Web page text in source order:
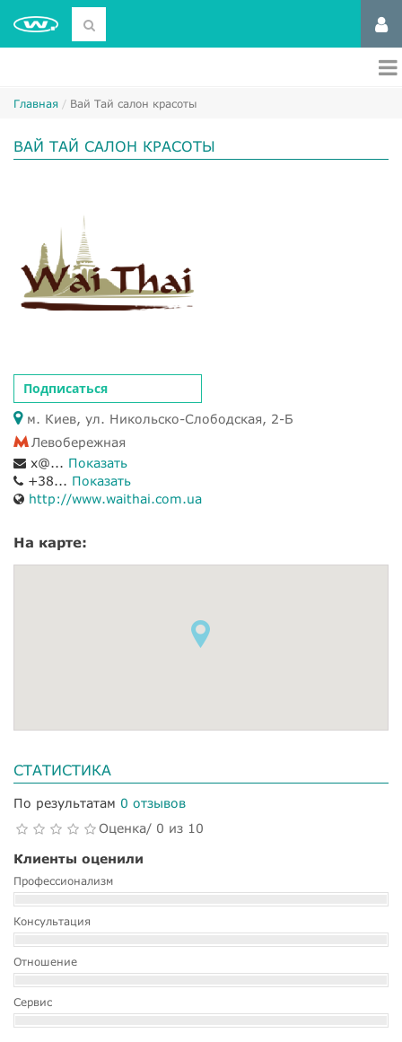
Главная Вай Тай салон красоты
ВАЙ ТАЙ САЛОН КРАСОТЫ
Подписаться
м. Киев, ул. Никольско-Слободская, 2-Б
Левобережная
x@... Показать
+38... Показать
http://www.waithai.com.ua
На карте:
СТАТИСТИКА
По результатам 0 отзывов
Оценка/ 0 из 10
Клиенты оценили
Профессионализм
Консультация
Отношение
Сервис